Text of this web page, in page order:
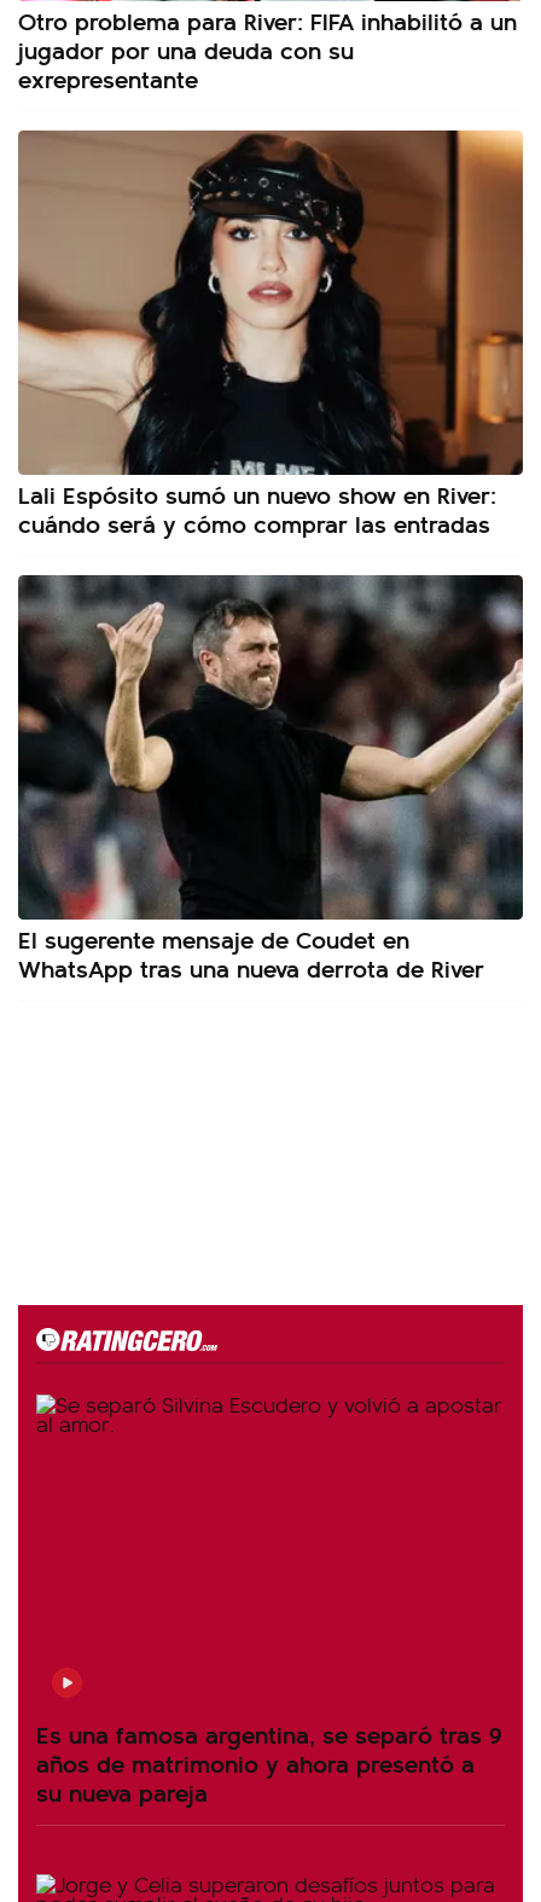
Otro problema para River: FIFA inhabilitó a un
jugador por una deuda con su
exrepresentante
Lali Espósito sumó un nuevo show en River:
cuándo será y cómo comprar las entradas
El sugerente mensaje de Coudet en
WhatsApp tras una nueva derrota de River
Es una famosa argentina, se separó tras 9
años de matrimonio y ahora presentó a
su nueva pareja